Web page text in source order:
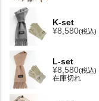
K-set
¥8,580 税込
L-set
¥8,580 税込
在庫切れ